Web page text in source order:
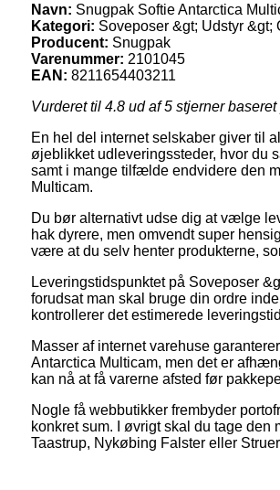
Navn: Snugpak Softie Antarctica
Kategori: Soveposer &gt; Udstyr &gt;
Producent: Snugpak
Varenummer: 2101045
EAN: 8211654403211
Vurderet til 4.8 ud af 5 stjerner baseret
En hel del internet selskaber giver til
øjeblikket udleveringssteder, hvor du
samt i mange tilfælde endvidere den
Multicam.
Du bør alternativt udse dig at vælge
hak dyrere, men omvendt super
være at du selv henter produkterne,
Leveringstidspunktet på Soveposer
forudsat man skal bruge din ordre
kontrollerer det estimerede
Masser af internet varehuse
Antarctica Multicam, men det er
kan nå at få varerne afsted før
Nogle få webbutikker frembyder
konkret sum. I øvrigt skal du tage
Taastrup, Nykøbing Falster eller